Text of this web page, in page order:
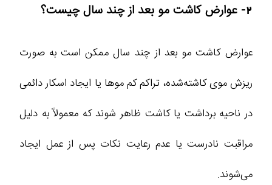
2- عوارض کاشت مو بعد از چند سال چیست؟
عوارض کاشت مو بعد از چند سال ممکن است به صورت
ریزش موی کاشته‌شده، تراکم کم موها یا ایجاد اسکار دائمی
در ناحیه برداشت یا کاشت ظاهر شوند که معمولاً به دلیل
مراقبت نادرست یا عدم رعایت نکات پس از عمل ایجاد
می‌شوند.